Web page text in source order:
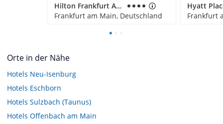
Hilton Frankfurt Airport
Frankfurt am Main, Deutschland
Frankfurt
Orte in der Nähe
Hotels Neu-Isenburg
Hotels Eschborn
Hotels Sulzbach (Taunus)
Hotels Offenbach am Main